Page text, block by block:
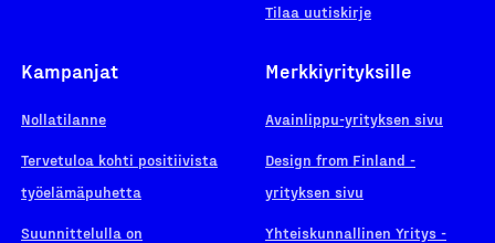
Tilaa uutiskirje
Kampanjat
Nollatilanne
Tervetuloa kohti positiivista
työelämäpuhetta
Suunnittelulla on
Merkkiyrityksille
Avainlippu-yrityksen sivu
Design from Finland -
yrityksen sivu
Yhteiskunnallinen Yritys -